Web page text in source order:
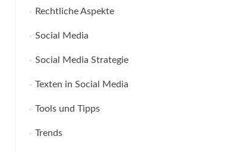
Rechtliche Aspekte
Social Media
Social Media Strategie
Texten in Social Media
Tools und Tipps
Trends